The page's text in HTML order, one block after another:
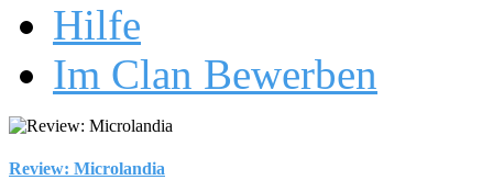
Hilfe
Im Clan Bewerben
Review: Microlandia